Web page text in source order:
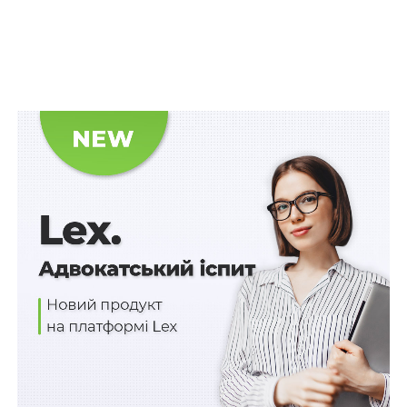
Розглянувши касаційну скаргу стягувача, Верховний
Суд вказав, що дублікат виконавчого документа
видається замість втраченого оригіналу лише за
наявності достатніх доказів того, що виконавчий
документ дійсно втрачено. Крім того, однією з підстав
можливості видачі дубліката виконавчого документа
є подання відповідної заяви протягом строку,
встановленого для пред’явлення виконавчого
документа до виконання, який повинен
обчислюватися з урахуванням переривання цього
строку та/або його зупинення.
У цій справі стягувач неодноразово пред’являв
виконавчий лист та його дублікат до виконання, після